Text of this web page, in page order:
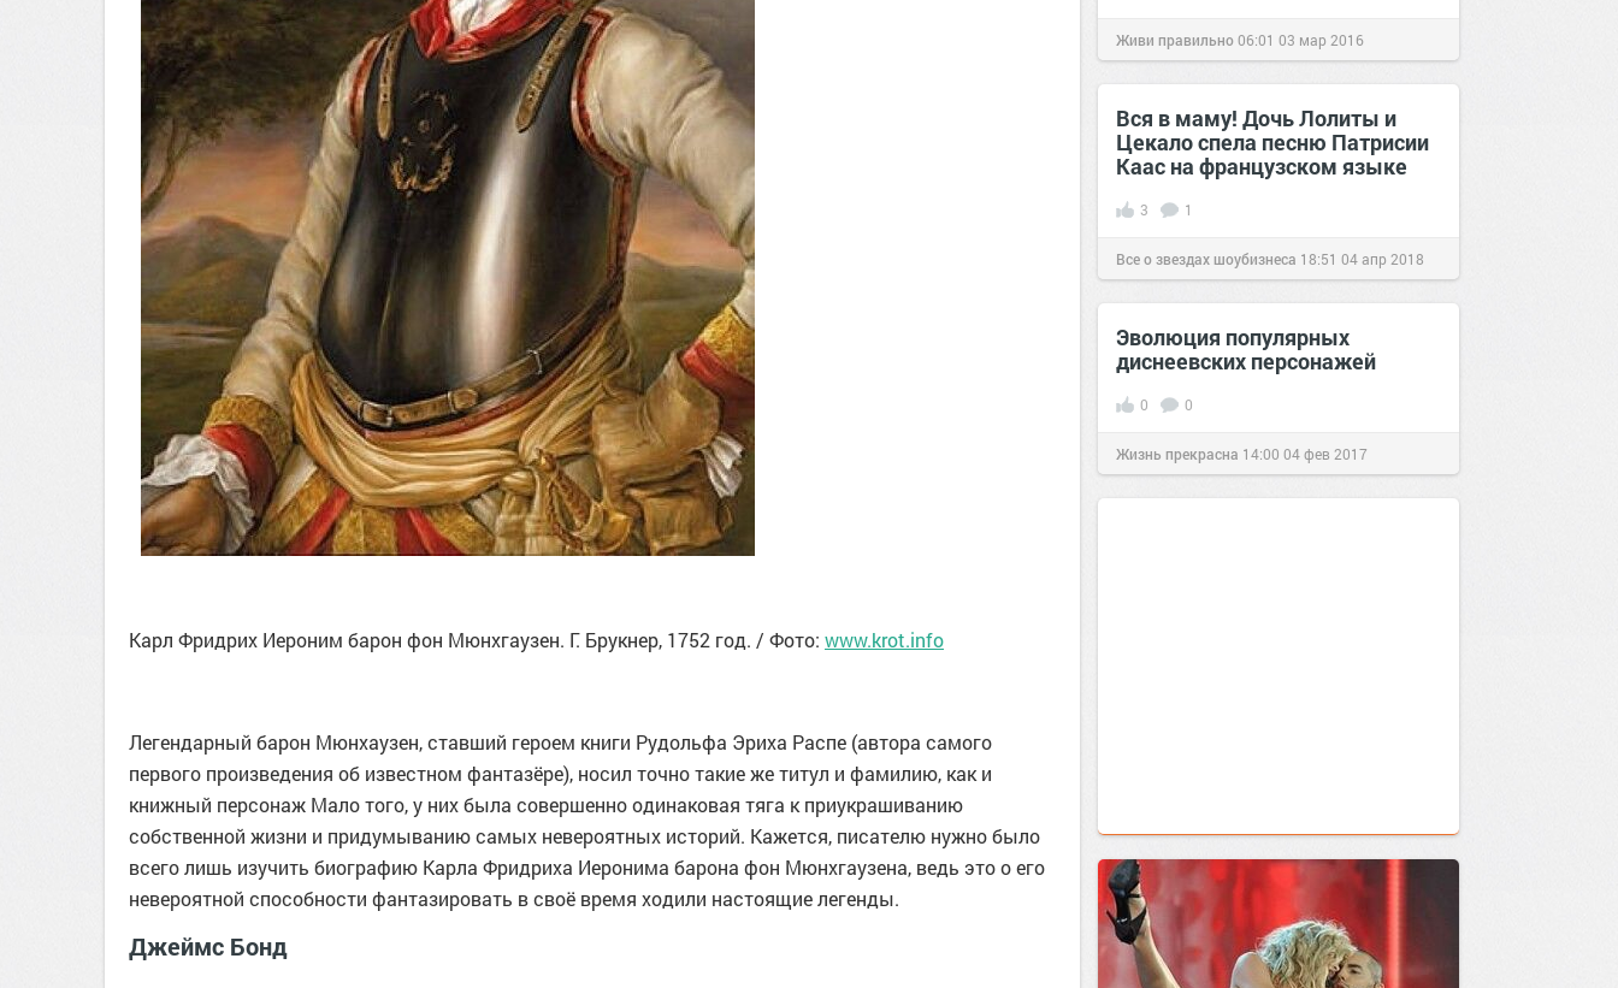
Карл Фридрих Иероним барон фон Мюнхгаузен. Г. Брукнер, 1752 год. / Фото: www.krot.info
Легендарный барон Мюнхаузен, ставший героем книги Рудольфа Эриха Распе (автора самого
первого произведения об известном фантазёре), носил точно такие же титул и фамилию, как и
книжный персонаж Мало того, у них была совершенно одинаковая тяга к приукрашиванию
собственной жизни и придумыванию самых невероятных историй. Кажется, писателю нужно было
всего лишь изучить биографию Карла Фридриха Иеронима барона фон Мюнхгаузена, ведь это о его
невероятной способности фантазировать в своё время ходили настоящие легенды.
Джеймс Бонд
Живи правильно06:01 03 мар 2016
Вся в маму! Дочь Лолиты и
Цекало спела песню Патрисии
Каас на французском языке
3 1
Все о звездах шоубизнеса 18:51 04 апр 2018
Эволюция популярных
диснеевских персонажей
0 0
Жизнь прекрасна 14:00 04 фев 2017